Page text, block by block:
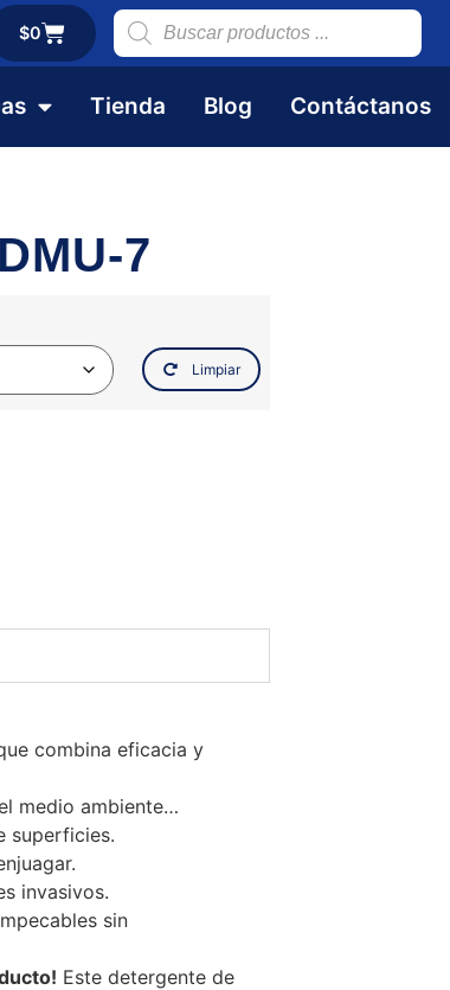
$0
Tienda Blog Contáctanos
7
Limpiar
combina eficacia y
medio ambiente…
superficies.
invasivos.
sin
Este detergente de